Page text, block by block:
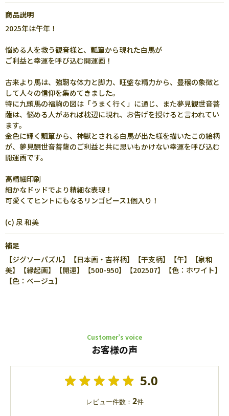
商品説明
2025年は午年！
悩める人を救う観音様と、瓢箪から現れた白馬が
ご利益と幸運を呼び込む開運画！
古来より馬は、強靭な体力と脚力、旺盛な精力から、豊穣の象徴と
して人々の信仰を集めてきました。
特に九頭馬の福駒の図は「うまく行く」に通じ、また夢見観世音菩
薩は、悩める人があれば枕辺に現れ、お告げを授けると言われてい
ます。
金色に輝く瓢箪から、神獣とされる白馬が出た様を描いたこの絵柄
が、夢見観世音菩薩のご利益と共に思いもかけない幸運を呼び込む
開運画です。
高精細印刷
細かなドッドでより精細な表現！
可愛くてヒントにもなるリンゴピース1個入り！
(c) 泉 和美
補足
【ジグソーパズル】【日本画・吉祥柄】【干支柄】【午】【泉和
美】【縁起画】【開運】【500-950】【202507】【色：ホワイト】
【色：ベージュ】
Customer’s voice
お客様の声
5.0
レビュー件数： 2件